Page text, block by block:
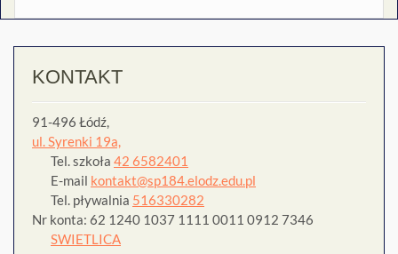
KONTAKT
91-496 Łódź,
ul. Syrenki 19a,
Tel. szkoła 42 6582401
E-mail kontakt@sp184.elodz.edu.pl
Tel. pływalnia 516330282
Nr konta: 62 1240 1037 1111 0011 0912 7346
SWIETLICA